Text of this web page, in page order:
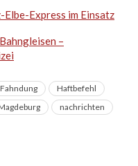
Express im Einsatz
–
Fahndung
Haftbefehl
nachrichten